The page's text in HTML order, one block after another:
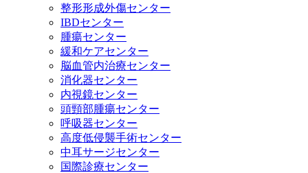
整形形成外傷センター
IBDセンター
腫瘍センター
緩和ケアセンター
脳血管内治療センター
消化器センター
内視鏡センター
頭頸部腫瘍センター
呼吸器センター
高度低侵襲手術センター
中耳サージセンター
国際診療センター